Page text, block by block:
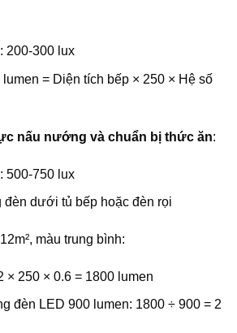
200-300 lux
= Diện tích bếp × 250 × Hệ số
nấu nướng và chuẩn bị thức ăn:
500-750 lux
dưới tủ bếp hoặc đèn rọi
màu trung bình:
× 250 × 0.6 = 1800 lumen
đèn LED 900 lumen: 1800 ÷ 900 = 2